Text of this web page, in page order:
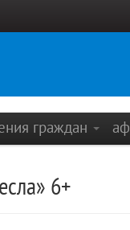
граждан
6+